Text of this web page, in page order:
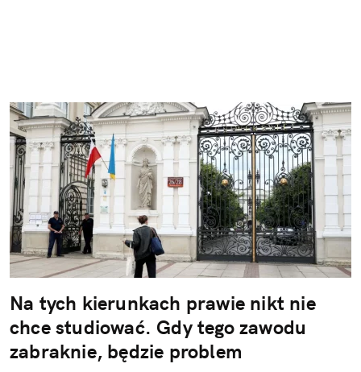
Na tych kierunkach prawie nikt nie
chce studiować. Gdy tego zawodu
zabraknie, będzie problem